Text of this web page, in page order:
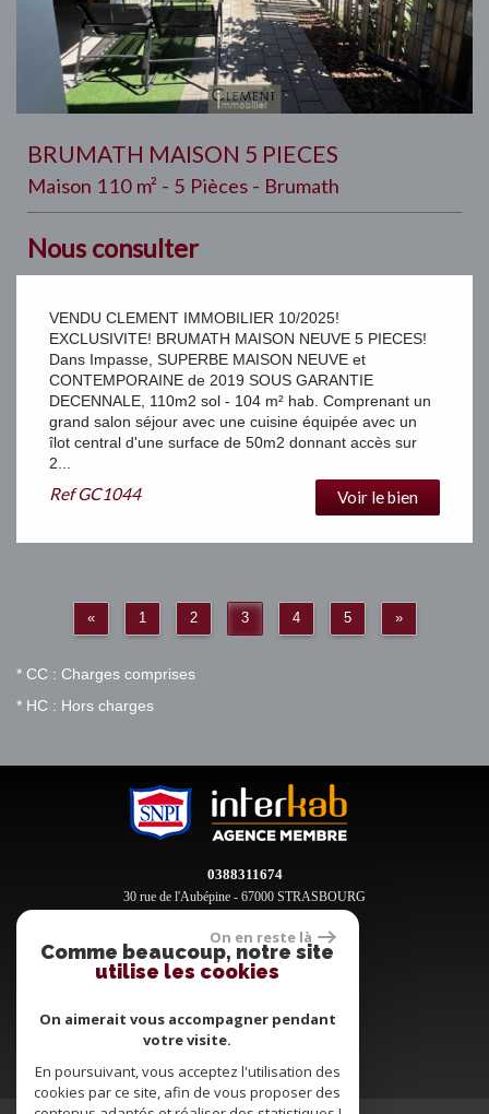
BRUMATH MAISON 5 PIECES
Maison 110 m² - 5 Pièces - Brumath
Nous consulter
VENDU CLEMENT IMMOBILIER 10/2025!
EXCLUSIVITE! BRUMATH MAISON NEUVE 5 PIECES!
Dans Impasse, SUPERBE MAISON NEUVE et
CONTEMPORAINE de 2019 SOUS GARANTIE
DECENNALE, 110m2 sol - 104 m² hab. Comprenant un
grand salon séjour avec une cuisine équipée avec un
îlot central d'une surface de 50m2 donnant accès sur
2...
RefGC1044 Voir le bien
« 1 2 3 4 5 »
* CC : Charges comprises
* HC : Hors charges
0388311674
30 rue de l'Aubépine - 67000 STRASBOURG
Espace propriétaires
On en reste là
Comme beaucoup, notre site
utilise les cookies
On aimerait vous accompagner pendant
votre visite.
En poursuivant, vous acceptez l'utilisation des
cookies par ce site, afin de vous proposer des